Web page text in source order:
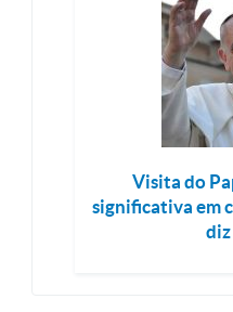
Visita do
significativa em